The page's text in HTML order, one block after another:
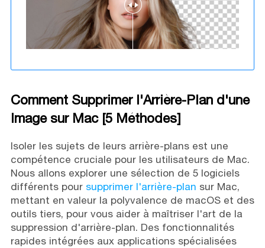
Comment Supprimer l'Arrière-Plan d'une
Image sur Mac [5 Méthodes]
Isoler les sujets de leurs arrière-plans est une
compétence cruciale pour les utilisateurs de Mac.
Nous allons explorer une sélection de 5 logiciels
différents pour supprimer l'arrière-plan sur Mac,
mettant en valeur la polyvalence de macOS et des
outils tiers, pour vous aider à maîtriser l'art de la
suppression d'arrière-plan. Des fonctionnalités
rapides intégrées aux applications spécialisées